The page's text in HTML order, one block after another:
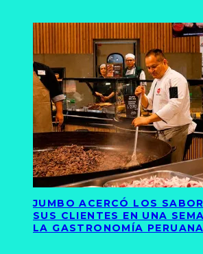
JUMBO ACERCÓ LOS
SUS CLIENTES EN UNA
LA GASTRONOMÍA PERUANA